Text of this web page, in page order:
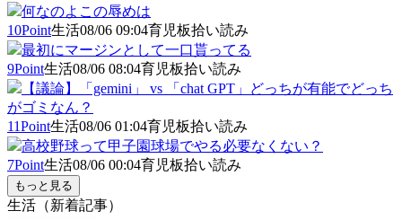
何なのよこの辱めは
10Point生活08/06 09:04育児板拾い読み
最初にマージンとして一口貰ってる
9Point生活08/06 08:04育児板拾い読み
【議論】「gemini」 vs 「chat GPT」どっちが有能でどっち
がゴミなん？
11Point生活08/06 01:04育児板拾い読み
高校野球って甲子園球場でやる必要なくない？
7Point生活08/06 00:04育児板拾い読み
もっと見る
生活（新着記事）